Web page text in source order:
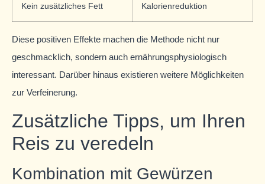
Kein zusätzliches Fett Kalorienreduktion
Diese positiven Effekte machen die Methode nicht nur
geschmacklich, sondern auch ernährungsphysiologisch
interessant. Darüber hinaus existieren weitere Möglichkeiten
zur Verfeinerung.
Zusätzliche Tipps, um Ihren
Reis zu veredeln
Kombination mit Gewürzen